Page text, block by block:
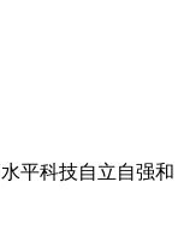
平科技自立自强和